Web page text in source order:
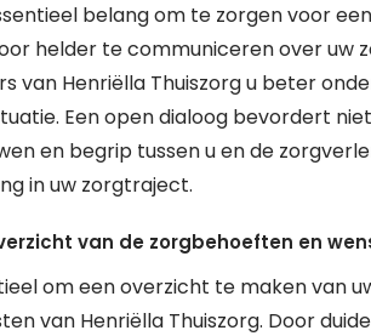
belang om te zorgen voor
helder te communiceren over
van Henriëlla Thuiszorg u beter
Een open dialoog bevordert
en begrip tussen u en de
in uw zorgtraject.
van de zorgbehoeften en
om een overzicht te maken van
van Henriëlla Thuiszorg. Door